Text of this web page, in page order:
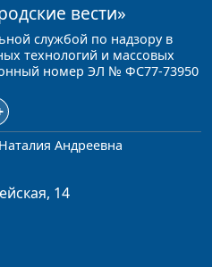
вести»
службой по надзору в
технологий и массовых
номер ЭЛ № ФС77-73950
Андреевна
14